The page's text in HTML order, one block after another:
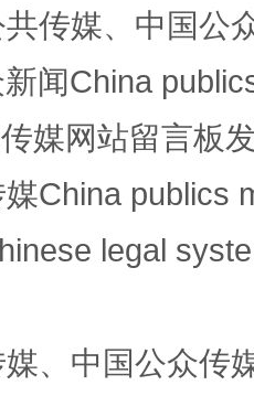
传媒、中国公
闻China
媒网站留言板
China publics
legal
、中国公众传